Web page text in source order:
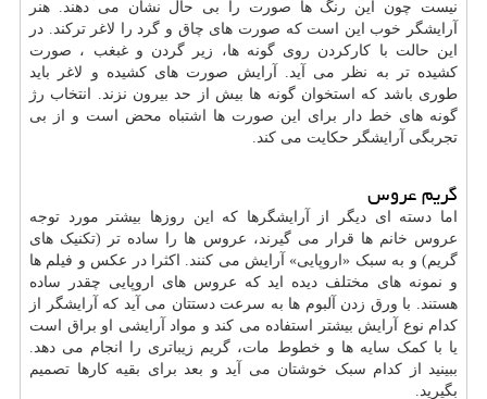
نیست چون این رنگ ها صورت را بی حال نشان می دهند. هنر
آرایشگر خوب این است که صورت های چاق و گرد را لاغر ترکند. در
این حالت با کارکردن روی گونه ها، زیر گردن و غبغب ، صورت
کشیده تر به نظر می آید. آرایش صورت های کشیده و لاغر باید
طوری باشد که استخوان گونه ها بیش از حد بیرون نزند. انتخاب رژ
گونه های خط دار برای این صورت ها اشتباه محض است و از بی
تجربگی آرایشگر حکایت می کند.
گریم عروس
اما دسته ای دیگر از آرایشگرها که این روزها بیشتر مورد توجه
عروس خانم ها قرار می گیرند، عروس ها را ساده تر (تکنیک های
گریم) و به سبک «اروپایی» آرایش می کنند. اکثرا در عکس و فیلم ها
و نمونه های مختلف دیده اید که عروس های اروپایی چقدر ساده
هستند. با ورق زدن آلبوم ها به سرعت دستتان می آید که آرایشگر از
کدام نوع آرایش بیشتر استفاده می کند و مواد آرایشی او براق است
یا با کمک سایه ها و خطوط مات، گریم زیباتری را انجام می دهد.
ببینید از کدام سبک خوشتان می آید و بعد برای بقیه کارها تصمیم
بگیرید.